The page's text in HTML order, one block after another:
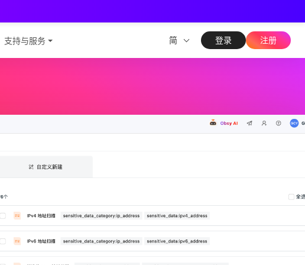
支持与服务 简 登录 注册